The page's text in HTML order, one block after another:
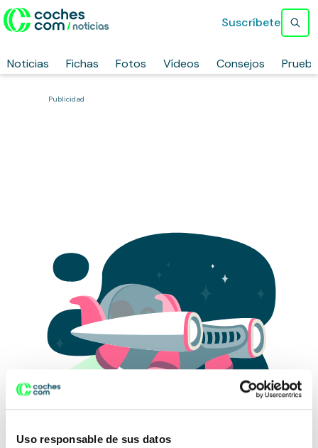
Uso responsable de sus datos
Noticias Fichas Fotos Vídeos Consejos
Suscríbete
Publicidad